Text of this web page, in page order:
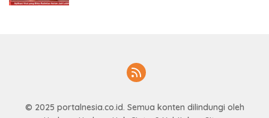
© 2025 portalnesia.co.id. Semua konten dilindungi oleh